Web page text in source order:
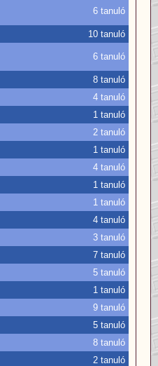
6 tanuló
10 tanuló
6 tanuló
8 tanuló
4 tanuló
1 tanuló
2 tanuló
1 tanuló
4 tanuló
1 tanuló
1 tanuló
4 tanuló
3 tanuló
7 tanuló
5 tanuló
1 tanuló
9 tanuló
5 tanuló
8 tanuló
2 tanuló